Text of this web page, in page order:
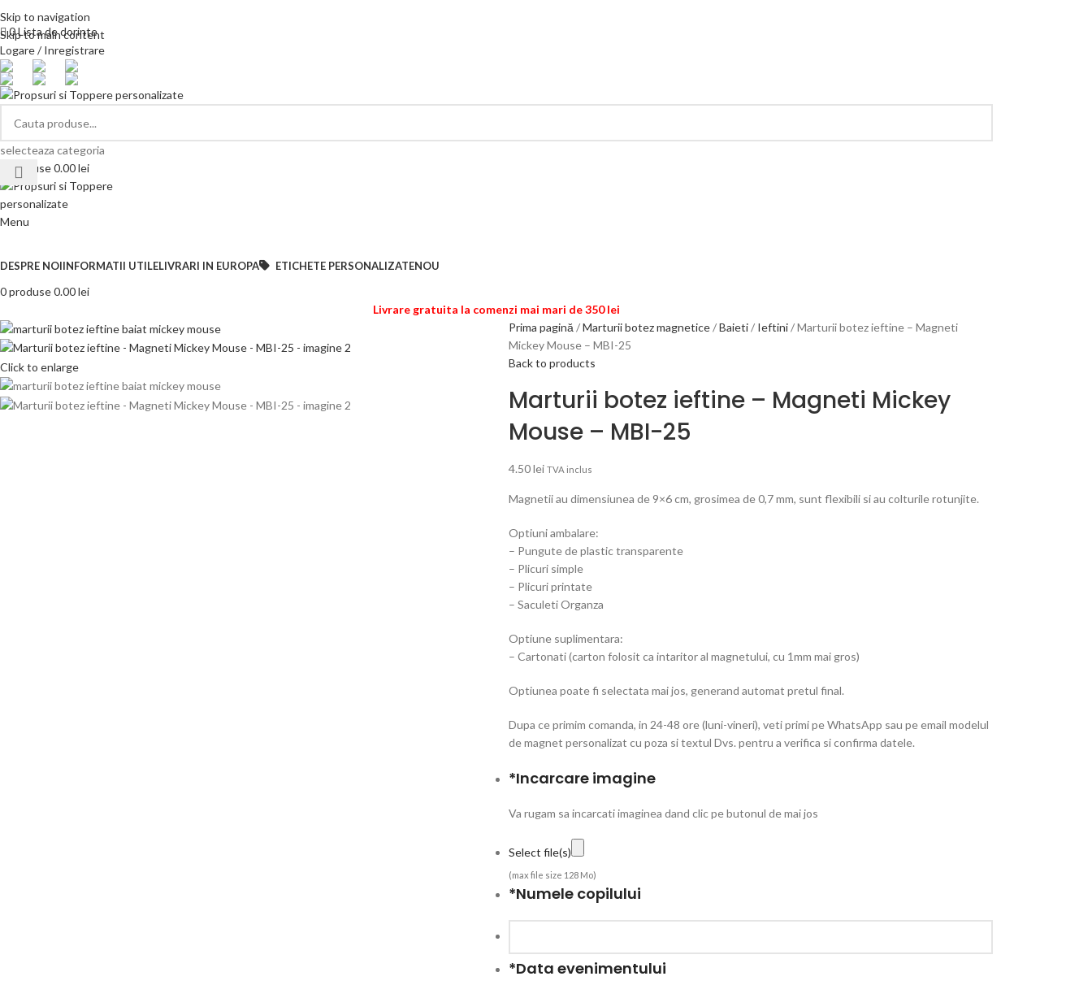
Skip to navigation
Skip to main content
0Lista de dorinte
Logare / Inregistrare
selecteaza categoria
produse0.00lei
Menu
DESPRE NOIINFORMATII UTILELIVRARI IN EUROPA ETICHETE PERSONALIZATENOU
0produse0.00lei
Livrare gratuita la comenzi mai mari de 350 lei
Click to enlarge
Prima pagină Marturii botez magnetice Baieti Ieftini
Marturii botez ieftine – Magneti
Mickey Mouse – MBI-25
Back to products
Marturii botez ieftine – Magneti Mickey
Mouse – MBI-25
4.50lei TVA inclus
Magnetii au dimensiunea de 9×6 cm, grosimea de 0,7 mm, sunt flexibili si au colturile rotunjite.
Optiuni ambalare:
– Pungute de plastic transparente
– Plicuri simple
– Plicuri printate
– Saculeti Organza
Optiune suplimentara:
– Cartonati (carton folosit ca intaritor al magnetului, cu 1mm mai gros)
Optiunea poate fi selectata mai jos, generand automat pretul final.
Dupa ce primim comanda, in 24-48 ore (luni-vineri), veti primi pe WhatsApp sau pe email modelul
de magnet personalizat cu poza si textul Dvs. pentru a verifica si confirma datele.
*Incarcare imagine
Va rugam sa incarcati imaginea dand clic pe butonul de mai jos
Select file(s)
(max file size 128 Mo)
*Numele copilului
*Data evenimentului